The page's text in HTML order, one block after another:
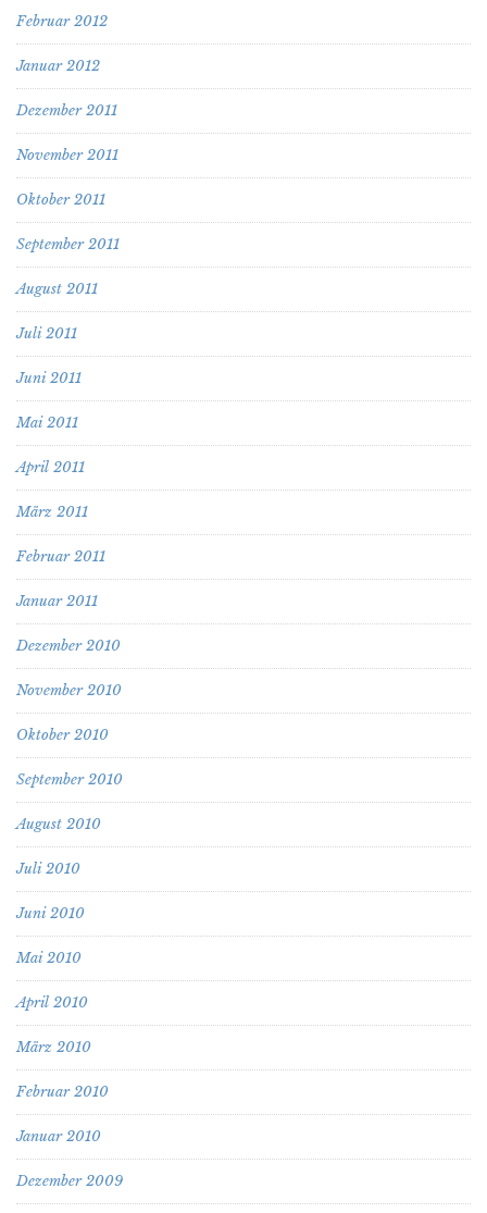
Februar 2012
Januar 2012
Dezember 2011
November 2011
Oktober 2011
September 2011
August 2011
Juli 2011
Juni 2011
Mai 2011
April 2011
März 2011
Februar 2011
Januar 2011
Dezember 2010
November 2010
Oktober 2010
September 2010
August 2010
Juli 2010
Juni 2010
Mai 2010
April 2010
März 2010
Februar 2010
Januar 2010
Dezember 2009